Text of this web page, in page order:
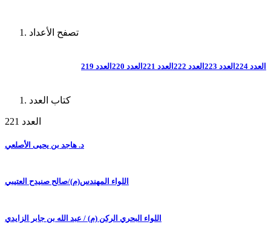
تصفح الأعداد
العدد 224 العدد 223 العدد 222 العدد 221 العدد 220 العدد 219
كتاب العدد
العدد 221
د. هاجد بن يحيى الأصلعي
اللواء المهندس(م)/صالح صنيدح العتيبي
اللواء البحري الركن (م) / عبد الله بن جابر الزايدي